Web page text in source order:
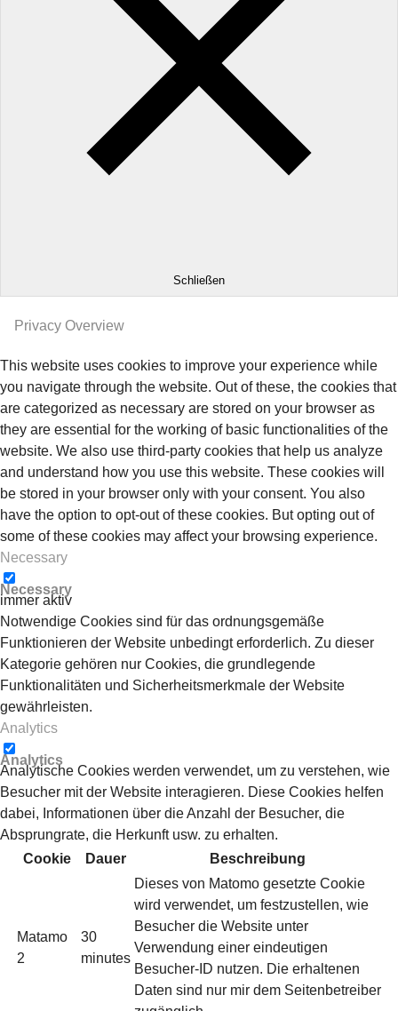
Schließen
Privacy Overview
This website uses cookies to improve your experience while
you navigate through the website. Out of these, the cookies that
are categorized as necessary are stored on your browser as
they are essential for the working of basic functionalities of the
website. We also use third-party cookies that help us analyze
and understand how you use this website. These cookies will
be stored in your browser only with your consent. You also
have the option to opt-out of these cookies. But opting out of
some of these cookies may affect your browsing experience.
Necessary
Necessary
immer aktiv
Notwendige Cookies sind für das ordnungsgemäße
Funktionieren der Website unbedingt erforderlich. Zu dieser
Kategorie gehören nur Cookies, die grundlegende
Funktionalitäten und Sicherheitsmerkmale der Website
gewährleisten.
Analytics
Analytics
Analytische Cookies werden verwendet, um zu verstehen, wie
Besucher mit der Website interagieren. Diese Cookies helfen
dabei, Informationen über die Anzahl der Besucher, die
Absprungrate, die Herkunft usw. zu erhalten.
Cookie
Dauer Beschreibung
Matamo
2
30
minutes
Dieses von Matomo gesetzte Cookie
wird verwendet, um festzustellen, wie
Besucher die Website unter
Verwendung einer eindeutigen
Besucher-ID nutzen. Die erhaltenen
Daten sind nur mir dem Seitenbetreiber